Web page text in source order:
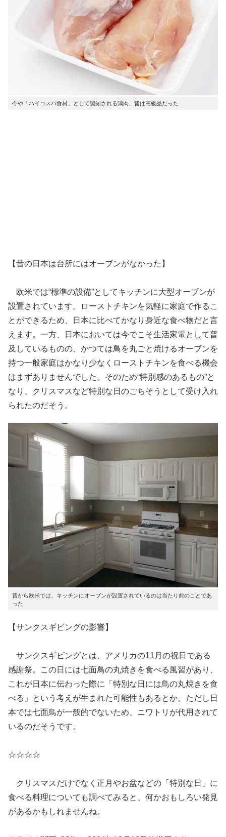
今や「ハイコスパ食材」として認知される鶏肉、昔は高級品だった
【昔の日本は台所にはオーブンがなかった】
欧米では“標準の設備”としてキッチンに大型オーブンが
設置されています。ローストチキンを気軽に家庭で作るこ
とができるため、日本に比べてかなり身近な食べ物だと言
えます。一方、日本においては今でこそ生活家電として普
及しているものの、かつては鳥を丸ごと焼けるオーブンを
持つ一般家庭はかなり少なくローストチキンを食べる機会
はまずありませんでした。そのため“特別感のあるもの”と
なり、クリスマスなど特別な日のごちそうとして受け入れ
られたのだそう。
昔から欧米では、キッチンにオーブンが設置されているのは当たり前のことであ
った
【サンクスギビングの影響】
サンクスギビングとは、アメリカの11月の祝日である
感謝祭。この日には七面鳥の丸焼きを食べる風習があり、
これが日本に伝わった際に「特別な日には鳥の丸焼きを食
べる」という考えが生まれた可能性もあるとか。ただし日
本では七面鳥が一般的でないため、ニワトリが代用されて
いるのだそうです。
☆☆☆☆
クリスマスだけでなく正月やお盆などの「特別な日」に
食べる料理についても調べてみると、何かおもしろい発見
があるかもしれませんね。